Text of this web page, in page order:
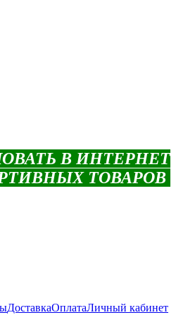
В ИНТЕРНЕТ
ТОВАРОВ
ДоставкаОплатаЛичный кабинет